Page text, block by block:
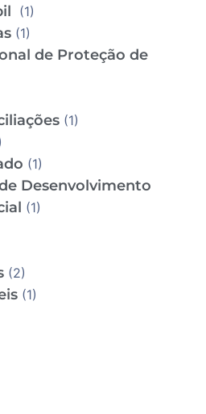
(1)
(1)
de Proteção de
(1)
(1)
Desenvolvimento
(1)
(2)
(1)